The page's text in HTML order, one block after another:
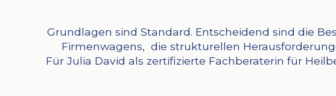
Grundlagen sind Standard. Entscheidend sind die
Firmenwagens, die strukturellen
Für Julia David als zertifizierte Fachberaterin für